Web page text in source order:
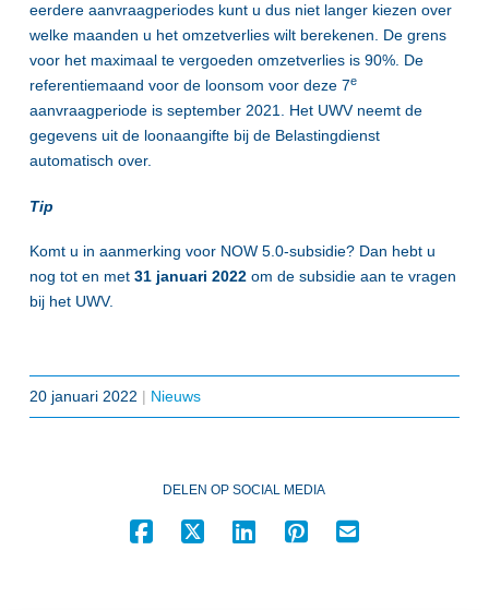
eerdere aanvraagperiodes kunt u dus niet langer kiezen over
welke maanden u het omzetverlies wilt berekenen. De grens
voor het maximaal te vergoeden omzetverlies is 90%. De
referentiemaand voor de loonsom voor deze 7e
aanvraagperiode is september 2021. Het UWV neemt de
gegevens uit de loonaangifte bij de Belastingdienst
automatisch over.
Tip
Komt u in aanmerking voor NOW 5.0-subsidie? Dan hebt u
nog tot en met 31 januari 2022om de subsidie aan te vragen
bij het UWV.
20 januari 2022 | Nieuws
DELEN OP SOCIAL MEDIA